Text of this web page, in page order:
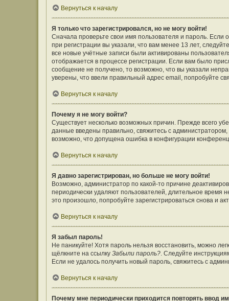
Вернуться к началу
Я только что зарегистрировался, но не могу войти!
Сначала проверьте свои имя пользователя и пароль.
при регистрации вы указали, что вам менее 13 лет,
все новые учётные записи были активированы
отображается в процессе регистрации. Если вам было
сообщение не получено, то возможно, что вы указали
уверены, что ввели правильный адрес email, попробуйте
Вернуться к началу
Почему я не могу войти?
Существует несколько возможных причин. Прежде всего
данные введены правильно, свяжитесь с
возможно, что допущена ошибка в конфигурации
Вернуться к началу
Я давно зарегистрирован, но больше не могу войти!
Возможно, администратор по какой-то причине
периодически удаляют пользователей, длительное
это произошло, попробуйте зарегистрироваться снова и
Вернуться к началу
Я забыл пароль!
Не паникуйте! Хотя пароль нельзя восстановить, можно
щёлкните на ссылку Забыли пароль?. Следуйте
Если не удалось получить новый пароль, свяжитесь с
Вернуться к началу
Почему мне периодически приходится повторять ввод